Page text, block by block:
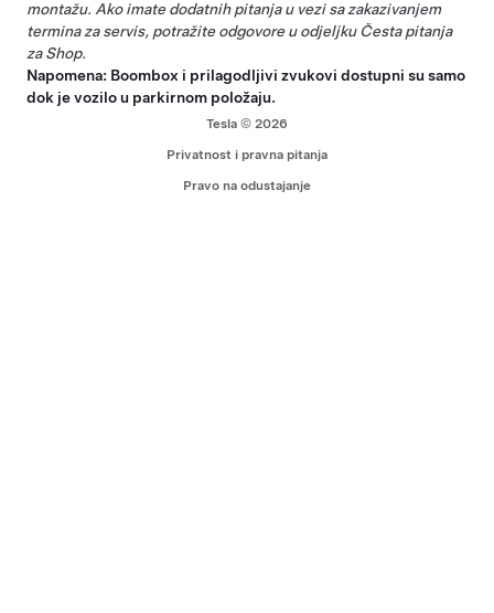
montažu. Ako imate dodatnih pitanja u vezi sa zakazivanjem
termina za servis, potražite odgovore u odjeljku Česta pitanja
za Shop.
Napomena: Boombox i prilagodljivi zvukovi dostupni su samo
dok je vozilo u parkirnom položaju.
Tesla © 2026
Privatnost i pravna pitanja
Pravo na odustajanje